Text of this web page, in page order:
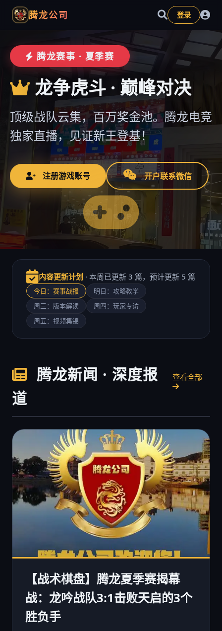
腾龙公司 登录
腾龙赛事 · 夏季赛
龙争虎斗 · 巅峰对决
顶级战队云集，百万奖金池。腾龙电竞
独家直播，见证新王登基！
注册游戏账号 开户联系微信
内容更新计划 · 本周已更新 3 篇，预计更新 5 篇
今日：赛事战报
明日：攻略教学
周三：版本解读
周四：玩家专访
周五：视频集锦
腾龙新闻 · 深度报
道
查看全部
【战术棋盘】腾龙夏季赛揭幕
战：龙吟战队3:1击败天启的3个
胜负手